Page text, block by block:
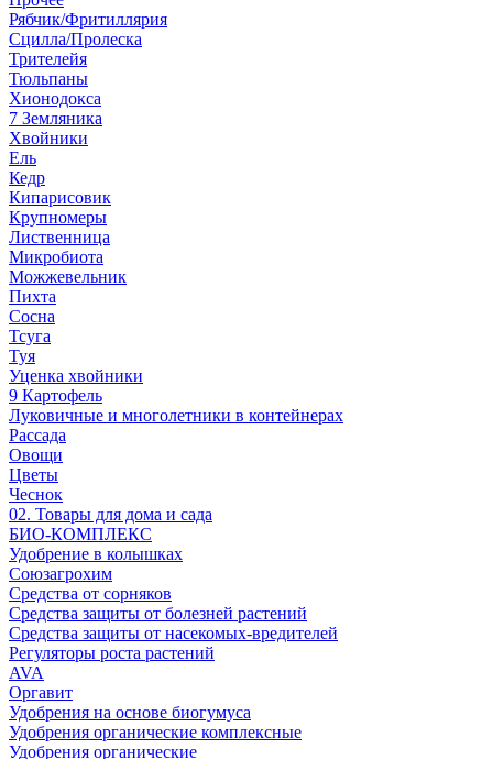
Рябчик/Фритиллярия
Сцилла/Пролеска
Трителейя
Тюльпаны
Хионодокса
7 Земляника
Хвойники
Ель
Кедр
Кипарисовик
Крупномеры
Лиственница
Микробиота
Можжевельник
Пихта
Сосна
Тсуга
Туя
Уценка хвойники
9 Картофель
Луковичные и многолетники в контейнерах
Рассада
Овощи
Цветы
Чеснок
02. Товары для дома и сада
БИО-КОМПЛЕКС
Удобрение в колышках
Союзагрохим
Средства от сорняков
Средства защиты от болезней растений
Средства защиты от насекомых-вредителей
Регуляторы роста растений
AVA
Оргавит
Удобрения на основе биогумуса
Удобрения органические комплексные
Удобрения органические